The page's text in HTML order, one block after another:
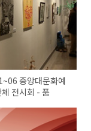
중앙대문화예
전시회 - 품